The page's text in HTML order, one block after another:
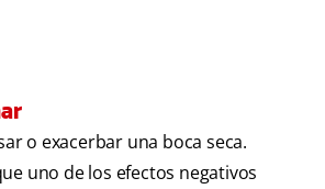
o exacerbar una boca seca.
uno de los efectos negativos